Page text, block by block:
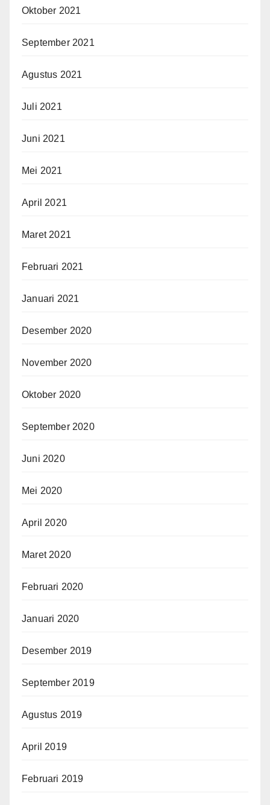
Oktober 2021
September 2021
Agustus 2021
Juli 2021
Juni 2021
Mei 2021
April 2021
Maret 2021
Februari 2021
Januari 2021
Desember 2020
November 2020
Oktober 2020
September 2020
Juni 2020
Mei 2020
April 2020
Maret 2020
Februari 2020
Januari 2020
Desember 2019
September 2019
Agustus 2019
April 2019
Februari 2019